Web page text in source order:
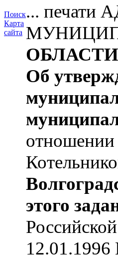
Поиск
Карта
сайта
...
ОБЛАСТИ
Об
этого